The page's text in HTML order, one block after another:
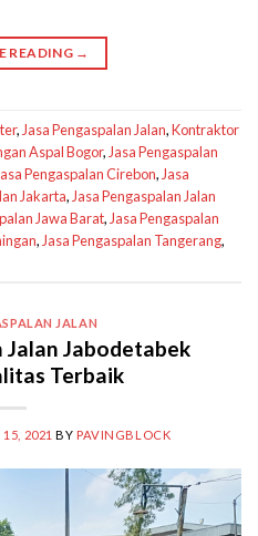
READING →
, Jasa Pengaspalan Jalan,Kontraktor
Aspal Bogor, Jasa Pengaspalan
Pengaspalan Cirebon, Jasa
Jakarta, Jasa Pengaspalan Jalan
Jawa Barat, Jasa Pengaspalan
, Jasa Pengaspalan Tangerang,
JALAN
Jalan Jabodetabek
Terbaik
2021 BY PAVINGBLOCK